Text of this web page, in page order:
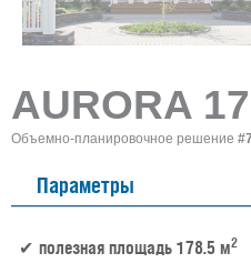
AURORA
Объемно-планировочное решение
Параметры
полезная площадь 178.5 м2